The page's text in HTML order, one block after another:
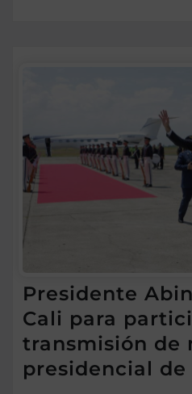
Presidente
Cali para
transmisión de
presidencial de